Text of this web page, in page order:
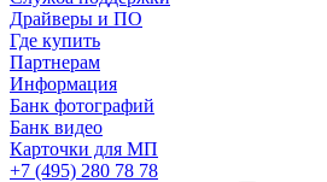
Драйверы и ПО
Где купить
Партнерам
Информация
Банк фотографий
Банк видео
Карточки для МП
+7 (495) 280 78 78